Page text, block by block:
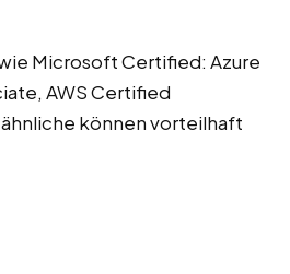
Microsoft Certified: Azure
AWS Certified
können vorteilhaft